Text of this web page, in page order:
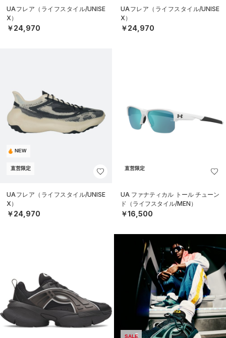
UAフレア（ライフスタイル/UNISE
X）
￥24,970
UAフレア（ライフスタイル/UNISE
X）
￥24,970
NEW
直営限定
UAフレア（ライフスタイル/UNISE
X）
￥24,970
直営限定
UA ファナティカル トール チューン
ド（ライフスタイル/MEN）
￥16,500
SALE